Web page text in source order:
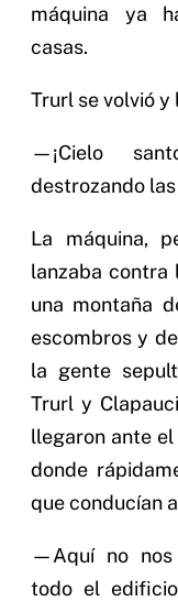
máquina ya
casas.
Trurl se volvió y
—¡Cielo
destrozando
La máquina,
lanzaba contra
una montaña
escombros y
la gente
Trurl y
llegaron ante
donde
que conducían
—Aquí no nos
todo el